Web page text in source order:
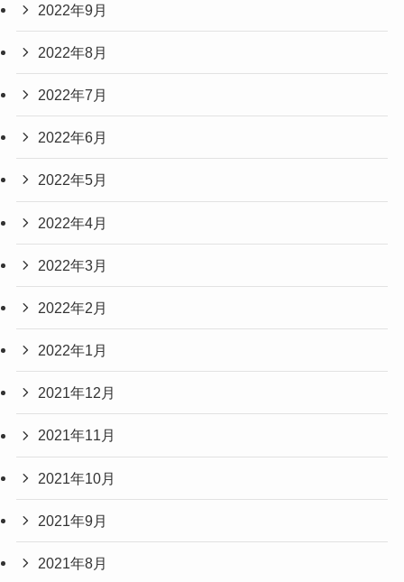
2022年9月
2022年8月
2022年7月
2022年6月
2022年5月
2022年4月
2022年3月
2022年2月
2022年1月
2021年12月
2021年11月
2021年10月
2021年9月
2021年8月